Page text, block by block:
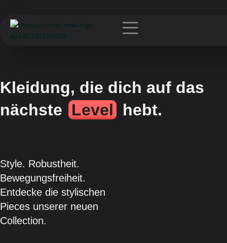
Kleidung, die dich auf das
nächste Level hebt.
Style. Robustheit.
Bewegungsfreiheit.
Entdecke die stylischen
Pieces unserer neuen
Collection.